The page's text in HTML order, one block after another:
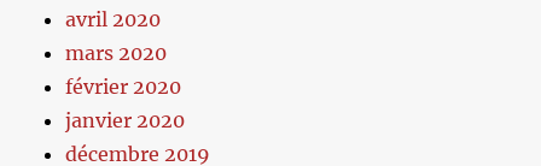
avril 2020
mars 2020
février 2020
janvier 2020
décembre 2019